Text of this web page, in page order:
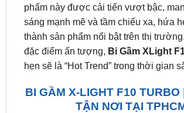
thành sản phẩm nổi bật trên thị
đặc điểm ấn tượng,Bi Gầm XLight
hẹn sẽ là “Hot Trend” trong thời gian
BI GẦM X-LIGHT F10 TURBO